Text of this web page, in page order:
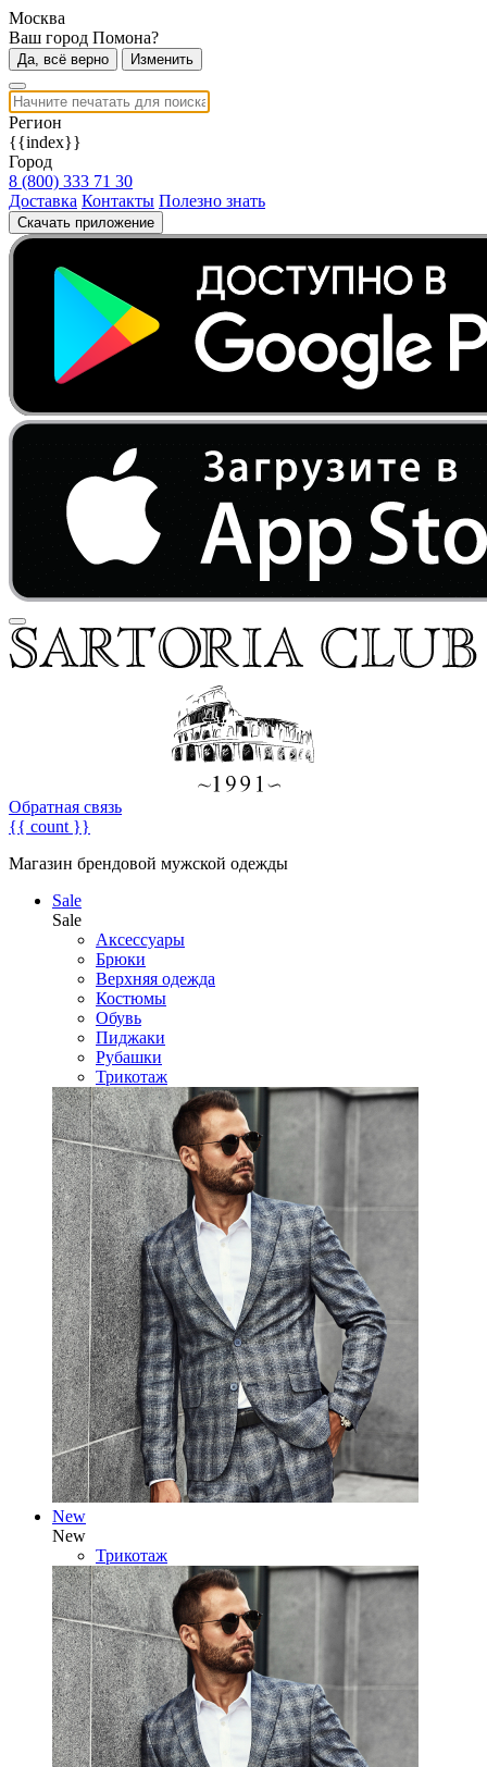
Москва
Ваш город Помона?
Да, всё верно Изменить
Регион
{{index}}
Город
8 (800) 333 71 30
Доставка Контакты Полезно знать
Скачать приложение
Обратная связь
{{ count }}
Магазин брендовой мужской одежды
Sale
Sale
Аксессуары
Брюки
Верхняя одежда
Костюмы
Обувь
Пиджаки
Рубашки
Трикотаж
New
New
Трикотаж